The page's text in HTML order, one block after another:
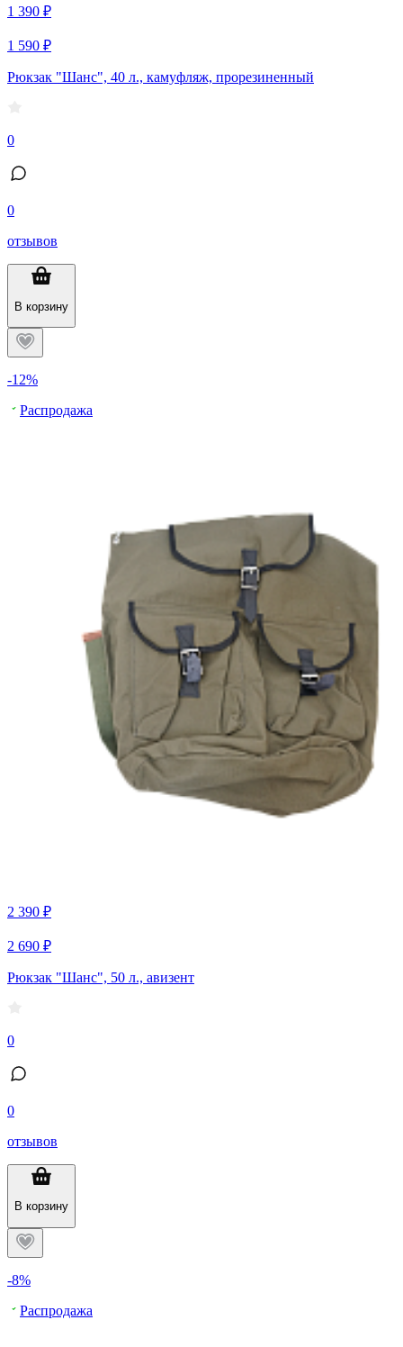
1 390 ₽
1 590 ₽
Рюкзак "Шанс", 40 л., камуфляж, прорезиненный
0
0
отзывов
В корзину
-12%
Распродажа
2 390 ₽
2 690 ₽
Рюкзак "Шанс", 50 л., авизент
0
0
отзывов
В корзину
-8%
Распродажа